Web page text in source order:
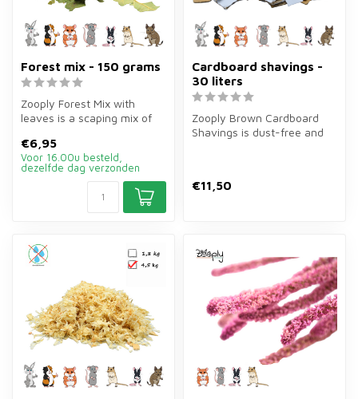
Forest mix - 150 grams
Zooply Forest Mix with
leaves is a scaping mix of
hamste...
€6,95
Voor 16.00u besteld,
dezelfde dag verzonden
Cardboard shavings -
30 liters
Zooply Brown Cardboard
Shavings is dust-free and
€11,50